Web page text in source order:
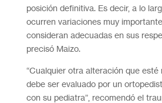
posición definitiva. Es decir, a lo
ocurren variaciones muy
consideran adecuadas en sus
precisó Maizo.
“Cualquier otra alteración que esté
debe ser evaluado por un
con su pediatra”, recomendó el